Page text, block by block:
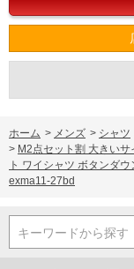
ホーム > メンズ > シャツ
> M2点セット割 大きい
ト ワイシャツ ボタンダ
exma11-27bd
キーワードから探す